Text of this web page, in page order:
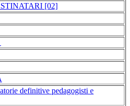
[02]
definitive pedagogisti e